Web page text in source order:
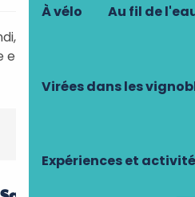
À vélo Au fil de
Virées dans les
Expériences et
jeudi, vendredi,
les jours fériés